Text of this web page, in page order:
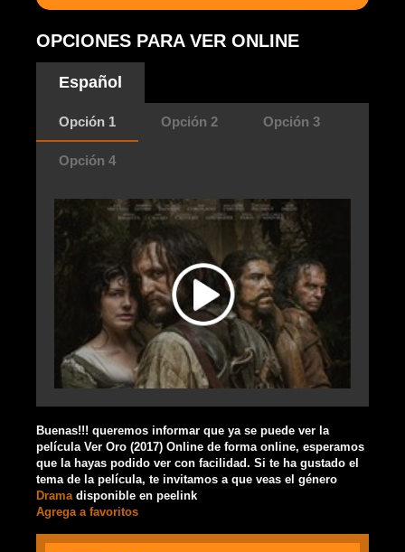
OPCIONES PARA VER ONLINE
Español
Opción 1 Opción 2 Opción 3
Opción 4
Buenas!!! queremos informar que ya se puede ver la
película Ver Oro (2017) Online de forma online, esperamos
que la hayas podido ver con facilidad. Si te ha gustado el
tema de la película, te invitamos a que veas el género
Drama disponible en peelink
Agrega a favoritos